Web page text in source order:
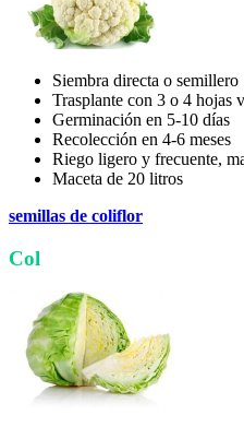
Siembra directa o semillero
Trasplante con 3 o 4 hojas
Germinación en 5-10 días
Recolección en 4-6 meses
Riego ligero y frecuente,
Maceta de 20 litros
semillas de coliflor
Col